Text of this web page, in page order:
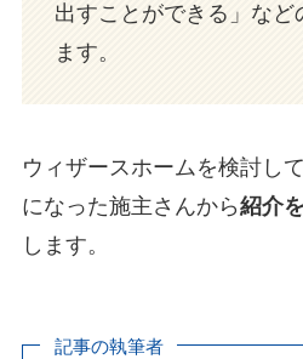
出すことができる」など
ます。
ウィザースホームを検討し
になった施主さんから紹介
します。
記事の執筆者